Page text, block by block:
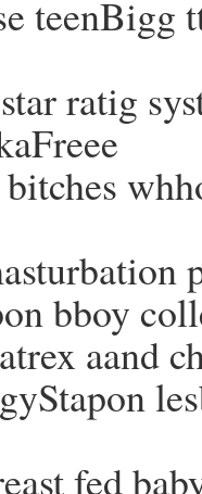
teenBigg
ratig
bboy
aand
fed